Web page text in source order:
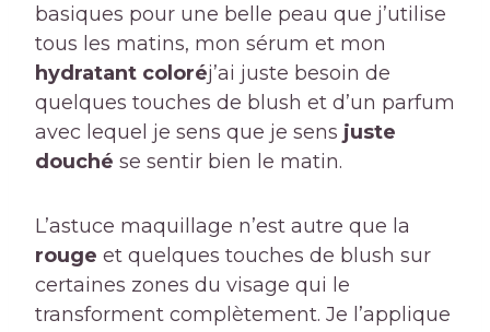
basiques pour une belle peau que j’utilise
tous les matins, mon sérum et mon
hydratant coloréj’ai juste besoin de
quelques touches de blush et d’un parfum
avec lequel je sens que je sens juste
douché se sentir bien le matin.
L’astuce maquillage n’est autre que la
rouge et quelques touches de blush sur
certaines zones du visage qui le
transforment complètement. Je l’applique